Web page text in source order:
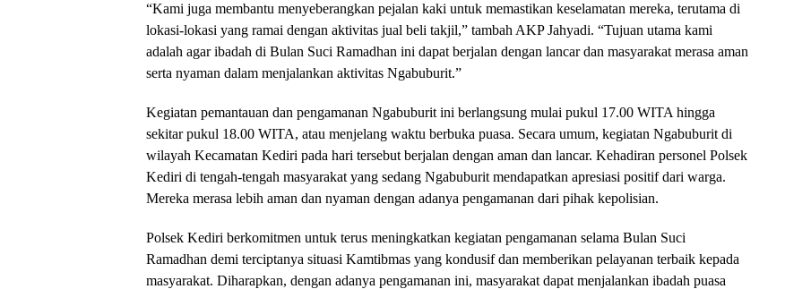
“Kami juga membantu menyeberangkan pejalan kaki untuk memastikan keselamatan mereka, terutama di
lokasi-lokasi yang ramai dengan aktivitas jual beli takjil,” tambah AKP Jahyadi. “Tujuan utama kami
adalah agar ibadah di Bulan Suci Ramadhan ini dapat berjalan dengan lancar dan masyarakat merasa aman
serta nyaman dalam menjalankan aktivitas Ngabuburit.”
Kegiatan pemantauan dan pengamanan Ngabuburit ini berlangsung mulai pukul 17.00 WITA hingga
sekitar pukul 18.00 WITA, atau menjelang waktu berbuka puasa. Secara umum, kegiatan Ngabuburit di
wilayah Kecamatan Kediri pada hari tersebut berjalan dengan aman dan lancar. Kehadiran personel Polsek
Kediri di tengah-tengah masyarakat yang sedang Ngabuburit mendapatkan apresiasi positif dari warga.
Mereka merasa lebih aman dan nyaman dengan adanya pengamanan dari pihak kepolisian.
Polsek Kediri berkomitmen untuk terus meningkatkan kegiatan pengamanan selama Bulan Suci
Ramadhan demi terciptanya situasi Kamtibmas yang kondusif dan memberikan pelayanan terbaik kepada
masyarakat. Diharapkan, dengan adanya pengamanan ini, masyarakat dapat menjalankan ibadah puasa